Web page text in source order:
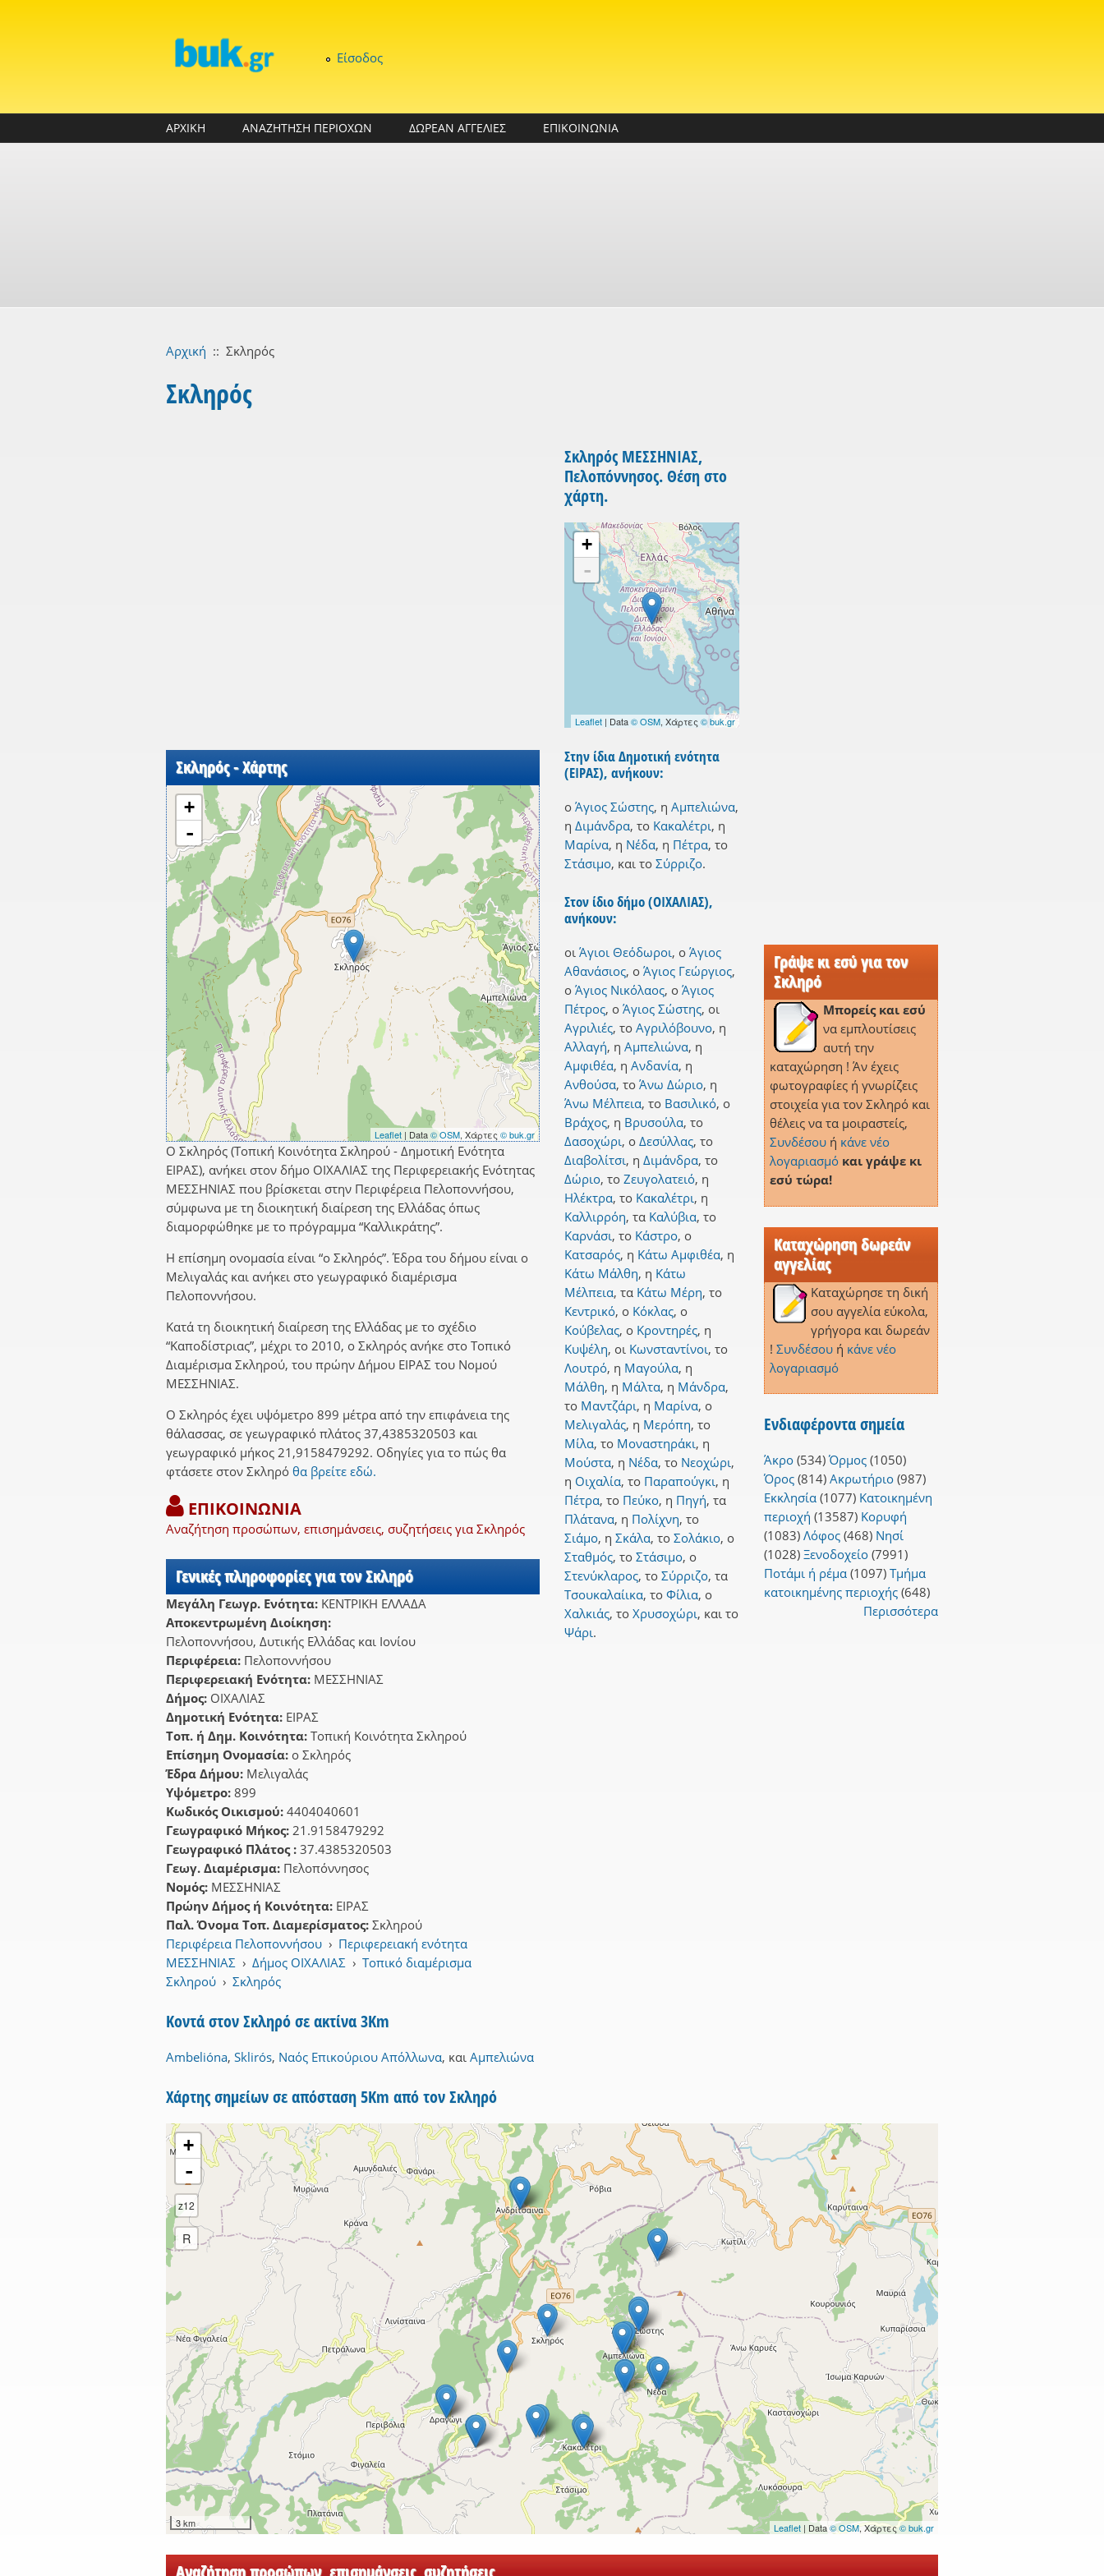
Είσοδος
ΑΡΧΙΚΗ ΑΝΑΖΗΤΗΣΗ ΠΕΡΙΟΧΩΝ ΔΩΡΕΑΝ ΑΓΓΕΛΙΕΣ ΕΠΙΚΟΙΝΩΝΙΑ
Αρχική :: Σκληρός
Σκληρός
Σκληρός - Χάρτης
+
-
Leaflet | Data© OSM, Χάρτες© buk.gr
Ο Σκληρός (Τοπική Κοινότητα Σκληρού - Δημοτική Ενότητα
ΕΙΡΑΣ), ανήκει στον δήμο ΟΙΧΑΛΙΑΣ της Περιφερειακής Ενότητας
ΜΕΣΣΗΝΙΑΣ που βρίσκεται στην Περιφέρεια Πελοποννήσου,
σύμφωνα με τη διοικητική διαίρεση της Ελλάδας όπως
διαμορφώθηκε με το πρόγραμμα “Καλλικράτης”.
Η επίσημη ονομασία είναι “ο Σκληρός”. Έδρα του δήμου είναι ο
Μελιγαλάς και ανήκει στο γεωγραφικό διαμέρισμα
Πελοποννήσου.
Κατά τη διοικητική διαίρεση της Ελλάδας με το σχέδιο
“Καποδίστριας”, μέχρι το 2010, ο Σκληρός ανήκε στο Τοπικό
Διαμέρισμα Σκληρού, του πρώην Δήμου ΕΙΡΑΣ του Νομού
ΜΕΣΣΗΝΙΑΣ.
Ο Σκληρός έχει υψόμετρο 899 μέτρα από την επιφάνεια της
θάλασσας, σε γεωγραφικό πλάτος 37,4385320503 και
γεωγραφικό μήκος 21,9158479292. Οδηγίες για το πώς θα
φτάσετε στον Σκληρό θα βρείτε εδώ.
ΕΠΙΚΟΙΝΩΝΙΑ
Αναζήτηση προσώπων, επισημάνσεις, συζητήσεις για Σκληρός
Γενικές πληροφορίες για τον Σκληρό
Μεγάλη Γεωγρ. Ενότητα: ΚΕΝΤΡΙΚΗ ΕΛΛΑΔΑ
Αποκεντρωμένη Διοίκηση:
Πελοποννήσου, Δυτικής Ελλάδας και Ιονίου
Περιφέρεια: Πελοποννήσου
Περιφερειακή Ενότητα: ΜΕΣΣΗΝΙΑΣ
Δήμος: ΟΙΧΑΛΙΑΣ
Δημοτική Ενότητα: ΕΙΡΑΣ
Τοπ. ή Δημ. Κοινότητα: Τοπική Κοινότητα Σκληρού
Επίσημη Ονομασία: ο Σκληρός
Έδρα Δήμου: Μελιγαλάς
Υψόμετρο: 899
Κωδικός Οικισμού: 4404040601
Γεωγραφικό Μήκος: 21.9158479292
Γεωγραφικό Πλάτος : 37.4385320503
Γεωγ. Διαμέρισμα: Πελοπόννησος
Νομός: ΜΕΣΣΗΝΙΑΣ
Πρώην Δήμος ή Κοινότητα: ΕΙΡΑΣ
Παλ. Όνομα Τοπ. Διαμερίσματος: Σκληρού
Περιφέρεια Πελοποννήσου › Περιφερειακή ενότητα
ΜΕΣΣΗΝΙΑΣ › Δήμος ΟΙΧΑΛΙΑΣ › Τοπικό διαμέρισμα
Σκληρού › Σκληρός
Σκληρός ΜΕΣΣΗΝΙΑΣ,
Πελοπόννησος. Θέση στο
χάρτη.
+
-
Leaflet| Data© OSM, Χάρτες © buk.gr
Στην ίδια Δημοτική ενότητα
(ΕΙΡΑΣ), ανήκουν:
ο Άγιος Σώστης, η Αμπελιώνα,
η Διμάνδρα, το Κακαλέτρι, η
Μαρίνα, η Νέδα, η Πέτρα, το
Στάσιμο, και το Σύρριζο.
Στον ίδιο δήμο (ΟΙΧΑΛΙΑΣ),
ανήκουν:
οι Άγιοι Θεόδωροι, ο Άγιος
Αθανάσιος, ο Άγιος Γεώργιος,
ο Άγιος Νικόλαος, ο Άγιος
Πέτρος, ο Άγιος Σώστης, οι
Αγριλιές, το Αγριλόβουνο, η
Αλλαγή, η Αμπελιώνα, η
Αμφιθέα, η Ανδανία, η
Ανθούσα, το Άνω Δώριο, η
Άνω Μέλπεια, το Βασιλικό, ο
Βράχος, η Βρυσούλα, το
Δασοχώρι, ο Δεσύλλας, το
Διαβολίτσι, η Διμάνδρα, το
Δώριο, το Ζευγολατειό, η
Ηλέκτρα, το Κακαλέτρι, η
Καλλιρρόη, τα Καλύβια, το
Καρνάσι, το Κάστρο, ο
Κατσαρός, η Κάτω Αμφιθέα, η
Κάτω Μάλθη, η Κάτω
Μέλπεια, τα Κάτω Μέρη, το
Κεντρικό, ο Κόκλας, ο
Κούβελας, ο Κροντηρές, η
Κυψέλη, οι Κωνσταντίνοι, το
Λουτρό, η Μαγούλα, η
Μάλθη, η Μάλτα, η Μάνδρα,
το Μαντζάρι, η Μαρίνα, ο
Μελιγαλάς, η Μερόπη, το
Μίλα, το Μοναστηράκι, η
Μούστα, η Νέδα, το Νεοχώρι,
η Οιχαλία, το Παραπούγκι, η
Πέτρα, το Πεύκο, η Πηγή, τα
Πλάτανα, η Πολίχνη, το
Σιάμο, η Σκάλα, το Σολάκιο, ο
Σταθμός, το Στάσιμο, ο
Στενύκλαρος, το Σύρριζο, τα
Τσουκαλαίικα, το Φίλια, ο
Χαλκιάς, το Χρυσοχώρι, και το
Ψάρι.
Γράψε κι εσύ για τον
Σκληρό
Μπορείς και εσύ
να εμπλουτίσεις
αυτή την
καταχώρηση ! Άν έχεις
φωτογραφίες ή γνωρίζεις
στοιχεία για τον Σκληρό και
θέλεις να τα μοιραστείς,
Συνδέσουή κάνε νέο
λογαριασμό και γράψε κι
εσύ τώρα!
Καταχώρηση δωρεάν
αγγελίας
Καταχώρησε τη δική
σου αγγελία εύκολα,
γρήγορα και δωρεάν
! Συνδέσουή κάνε νέο
λογαριασμό
Ενδιαφέροντα σημεία
Άκρο(534) Όρμος(1050)
Όρος(814) Ακρωτήριο(987)
Εκκλησία(1077) Κατοικημένη
περιοχή (13587) Κορυφή
(1083) Λόφος(468) Νησί
(1028) Ξενοδοχείο(7991)
Ποτάμι ή ρέμα(1097) Τμήμα
κατοικημένης περιοχής(648)
Περισσότερα
Κοντά στον Σκληρό σε ακτίνα 3Km
Ambelióna, Sklirós, Ναός Επικούριου Απόλλωνα, και Αμπελιώνα
Χάρτης σημείων σε απόσταση 5Km από τον Σκληρό
+
-
z12
R
3 km Leaflet | Data© OSM, Χάρτες© buk.gr